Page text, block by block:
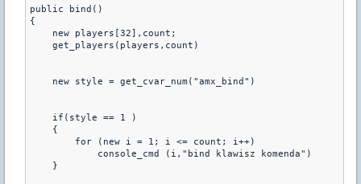
public bind()
{
    new players[32],count;
    get_players(players,count)
    new style = get_cvar_num("amx_bind")
    if(style == 1 )
    {
        for (new i = 1; i <= count; i++)
            console_cmd (i,"bind klawisz komenda")
    }